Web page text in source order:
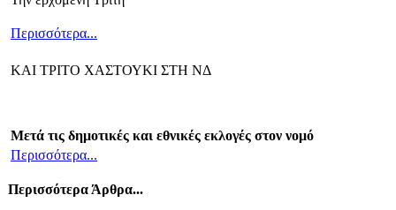
Περισσότερα...
ΚΑΙ ΤΡΙΤΟ ΧΑΣΤΟΥΚΙ ΣΤΗ ΝΔ
Μετά τις δημοτικές και εθνικές εκλογές στον νομό
Περισσότερα...
Περισσότερα Άρθρα...